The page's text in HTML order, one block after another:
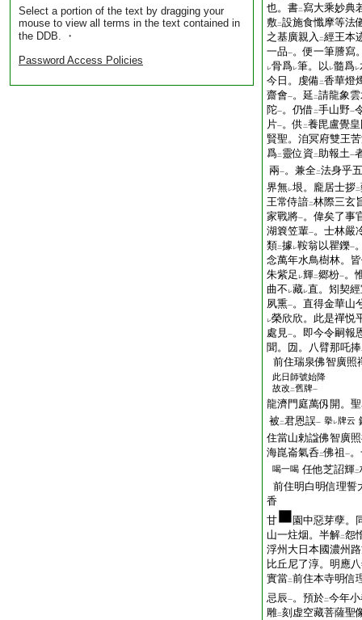
Select a portion of the text by dragging your
mouse to view all terms in the text contained in
the DDB. ・
Password Access Policies
也。書二寫大乘妙典
敷二設施食懺摩等法
之基廣親入 二經王本
一品一。便一筆謄寫
レ骨爲レ筆。以 レ髓爲レ
今日。虔備 二香華燈
齋會一。延 二請龍象
陀一。仍借 二手山野一
片一。供 二養毘盧覺
賢聖。洎冥府雙王
爲二 靈位資 二助報土一
兩一。兼全二法身乎
界無レ垠。龐居士拶二
王常侍諳二林際三玄
家戰將一。偉矣了事
湖簔笠輩一。士林嚴
類二據レ鞍翁以瞿鑠一
念萬年水鳥樹林。
朱紫足 レ輝二郷枌一。
曲不 レ藏レ直。矧契
夙熏一。直得金華山
レ榮欣欣。此是禪悦
處見一。即今令嗣報
聞。㘞。八臂那吒捧
前住瑞泉佛智廣照
此日師號始降
故改 二舊牌一
龍濟門庭萬仭開。
被 二君恩誤一 擧レ牌云
住當山勅諡佛智廣
海崑崙氣呑二佛祖 一
喝一喝 任他芝詔輝二
前住明白明信理誓
香
甘
園中惡芽孽。
山一炷烟。半解二怨
浮州大日本國濃州
比丘尼了淳。明應
實當二前住本寺明信
忌辰一。預於二今年
雕二刻虚空藏菩薩聖